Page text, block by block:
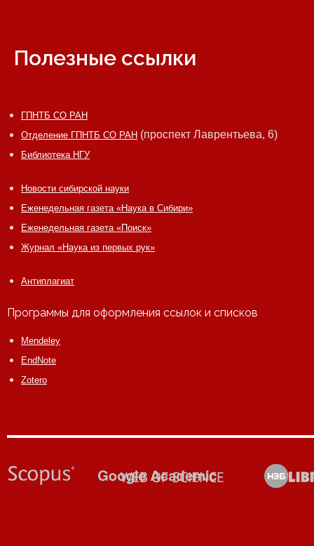
Заявка на поиск информации
Зарубежные базы данных
Электронные газеты и журналы
Полезные ссылки
ГПНТБ СО РАН
Отделение ГПНТБ СО РАН (проспект Лаврентьева, 6)
Библиотека НГУ
Новости сибирской науки
Еженедельная газета «Наука в Сибири»
Еженедельная газета «Поиск»
Журнал «Наука из первых рук»
Антиплагиат
Программы для оформления ссылок и списков
Mendeley
EndNote
Zotero